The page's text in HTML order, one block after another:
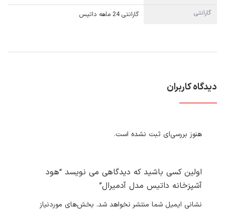
گارانتی
گارانتی 24 ماهه داتیس
دیدگاه کاربران
هنوز بررسی‌ای ثبت نشده است.
اولین کسی باشید که دیدگاهی می نویسد “هود
آشپزخانه داتیس مدل آدمیرال”
نشانی ایمیل شما منتشر نخواهد شد. بخش‌های موردنیاز